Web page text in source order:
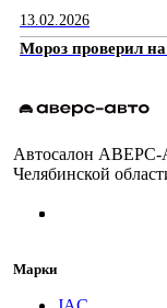
13.02.2026
Мороз проверил
Автосалон АВЕРС-
Челябинской
Марки